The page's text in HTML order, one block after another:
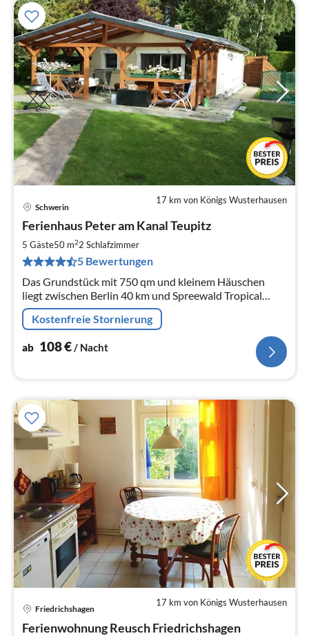
17 km von Königs Wusterhausen
Schwerin
Ferienhaus Peter am Kanal Teupitz
5 Gäste50 m22 Schlafzimmer
5 Bewertungen
Das Grundstück mit 750 qm und kleinem Häuschen
liegt zwischen Berlin 40 km und Spreewald Tropical
Island 30 km, auf einer kleinen befahrbaren Insel bei
Teupitz Groß- Köris.
Kostenfreie Stornierung
ab 108€/ Nacht
17 km von Königs Wusterhausen
Friedrichshagen
Ferienwohnung Reusch Friedrichshagen